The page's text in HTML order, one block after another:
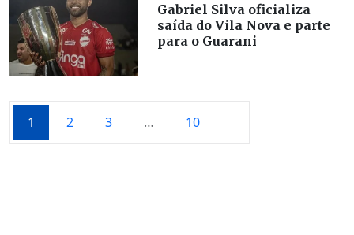
Gabriel Silva oficializa
saída do Vila Nova e parte
para o Guarani
1 2 3 … 10